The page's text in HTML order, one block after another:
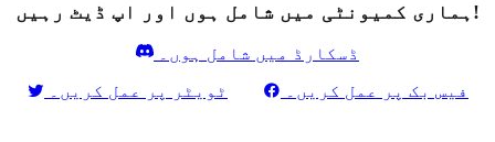
ہماری کمیونٹی میں شامل ہوں اور اپ ڈیٹ رہیں!
ڈسکارڈ میں شامل ہوں۔
ٹویٹر پر عمل کریں۔
فیس بک پر عمل کریں۔